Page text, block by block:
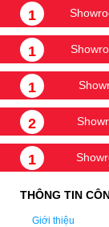
1
1
1
2
1
THÔNG TIN
Giới thiệu